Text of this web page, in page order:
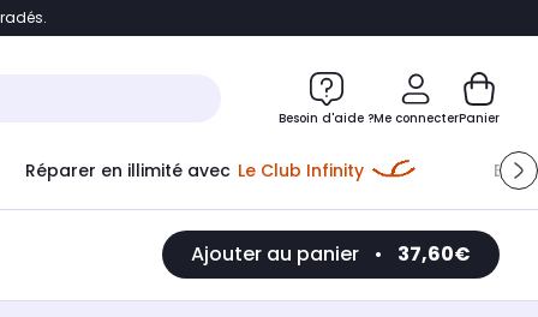
Accéder directement au chatbot
Besoin d'aide ?Me connecterPanier
Réparer en illimité avec Le Club Infinity
Ajouter au panier • 37,60€